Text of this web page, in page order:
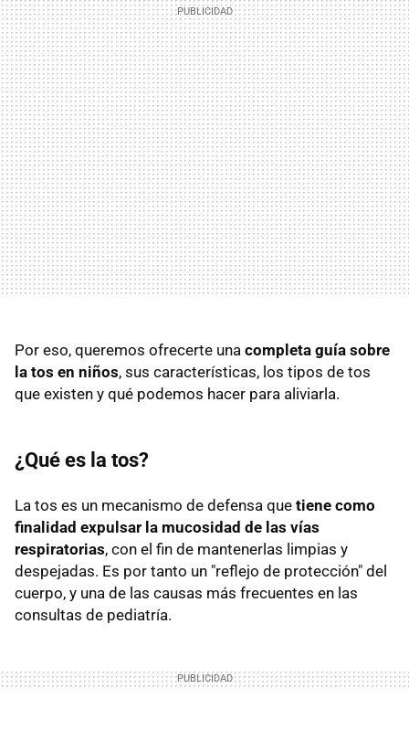
Por eso, queremos ofrecerte una completa guía sobre
la tos en niños, sus características, los tipos de tos
que existen y qué podemos hacer para aliviarla.
¿Qué es la tos?
La tos es un mecanismo de defensa que tiene como
finalidad expulsar la mucosidad de las vías
respiratorias, con el fin de mantenerlas limpias y
despejadas. Es por tanto un "reflejo de protección" del
cuerpo, y una de las causas más frecuentes en las
consultas de pediatría.